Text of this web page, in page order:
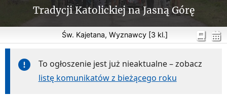
Tradycji Katolickiej na Jasną Górę
Św. Kajetana, Wyznawcy [3 kl.]
To ogłoszenie jest już nieaktualne – zobacz
listę komunikatów z bieżącego roku